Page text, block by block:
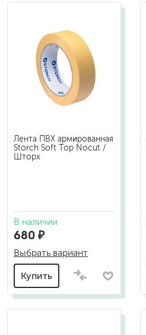
Лента ПВХ армированная
Storch Soft Top Nocut /
Шторх
В наличии
680 ₽
Выбрать вариант
Купить